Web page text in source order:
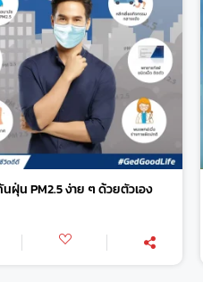
ฝุ่น PM2.5 ง่าย ๆ ด้วยตัวเอง